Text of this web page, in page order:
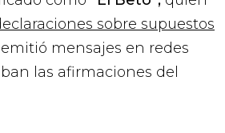
sobre supuestos
mensajes en redes
las afirmaciones del